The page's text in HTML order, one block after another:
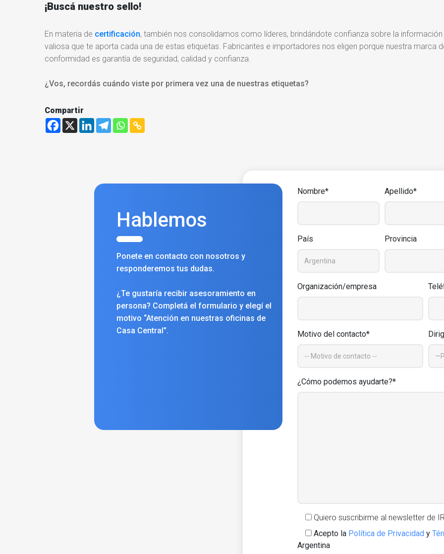
¡Buscá nuestro sello!
En materia de certificación, también nos consolidamos como líderes, brindándote confianza sobre la información
valiosa que te aporta cada una de estas etiquetas. Fabricantes e importadores nos eligen porque nuestra marca
conformidad es garantía de seguridad, calidad y confianza.
¿Vos, recordás cuándo viste por primera vez una de nuestras etiquetas?
Compartir
Hablemos
Ponete en contacto con nosotros y
responderemos tus dudas.
¿Te gustaría recibir asesoramiento en
persona? Completá el formulario y elegí el
motivo “Atención en nuestras oficinas de
Casa Central”.
Nombre* Apellido*
País Provincia
Organización/empresa
Motivo del contacto*
¿Cómo podemos ayudarte?*
Quiero suscribirme al newsletter de
Acepto la Política de Privacidad y
Argentina